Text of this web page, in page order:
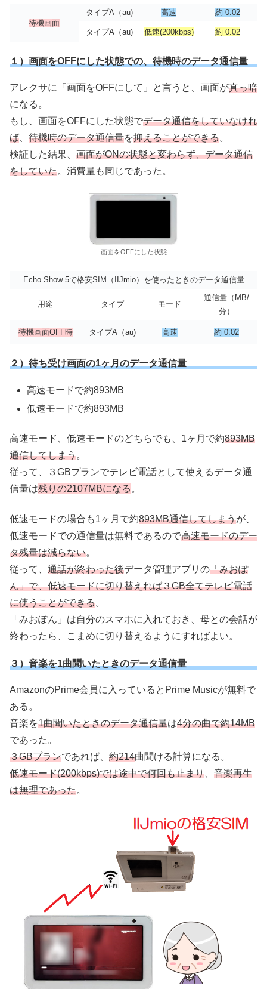
待機画面
タイプA（au) 高速 約 0.02
タイプA（au) 低速(200kbps) 約 0.02
１）画面をOFFにした状態での、待機時のデータ通信量
アレクサに「画面をOFFにして」と言うと、画面が真っ暗
になる。
もし、画面をOFFにした状態でデータ通信をしていなけれ
ば
待機時のデータ通信量を抑えることができる。
検証した結果、 画面がONの状態と変わらず、データ通信
をしていた。消費量も同じであった。
画面をOFFにした状態
Echo Show 5で格安SIM（IIJmio）を使ったときのデータ通信量
用途 タイプ モード
通信量（MB/
分）
待機画面OFF時 タイプA（au) 高速 約 0.02
２）待ち受け画面の1ヶ月のデータ通信量
高速モードで約893MB
低速モードで約893MB
高速モード、低速モードのどちらでも、1ヶ月で約893MB
通信してしまう。
従って、３GBプランでテレビ電話として使えるデータ通
信量は残りの2107MBになる 。
低速モードの場合も1ヶ月で約893MB通信してしまうが、
低速モードでの通信量は無料であるので高速モードのデー
タ残量は減らない。
従って、 通話が終わった後データ管理アプリの「みおぽ
ん」で、低速モードに切り替えれば３GB全てテレビ電話
に使うことができる。
「みおぽん」は自分のスマホに入れておき、母との会話が
終わったら、こまめに切り替えるようにすればよい。
３）音楽を1曲聞いたときのデータ通信量
AmazonのPrime会員に入っているとPrime Musicが無料で
ある。
音楽を1曲聞いたときのデータ通信量は4分の曲で約14MB
であった。
３GBプランであれば、 約214曲聞ける計算になる。
低速モード(200kbps)では途中で何回も止まり
音楽再生
は無理であった。